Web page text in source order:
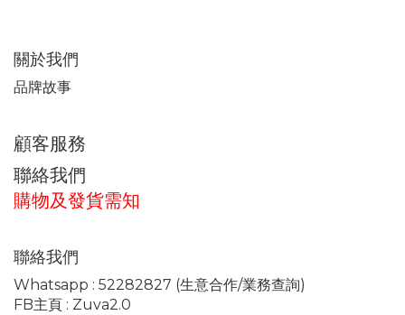
關於我們
品牌故事
顧客服務
聯絡我們
購物及發貨需知
聯絡我們
Whatsapp : 52282827 (生意合作/業務查詢)
FB主頁 : Zuva2.0